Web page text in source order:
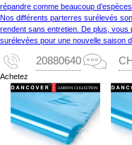
répandre comme beaucoup
Nos différents parterres surélevés
rendent sans entretien. De plus,
surélevées pour une nouvelle saison
20880640
Achetez